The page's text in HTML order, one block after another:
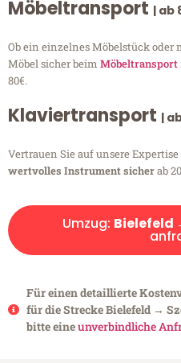
Möbeltransport | ab
Ob ein einzelnes Möbelstück
Möbel sicher beim Möbeltransport
80€.
Klaviertransport |
Vertrauen Sie auf unsere
wertvolles Instrument sicherab
Umzug: Bielefeld
Für einen detaillierte
für die Strecke Bielefeld →
bitte eineunverbindliche